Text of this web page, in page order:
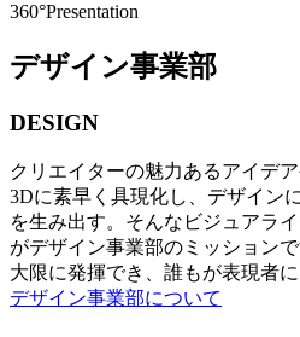
360°Presentation
デザイン事業部
DESIGN
クリエイターの魅力あるアイデ
3Dに素早く具現化し、デザイン
を生み出す。そんなビジュアラ
がデザイン事業部のミッション
大限に発揮でき、誰もが表現者
デザイン事業部について